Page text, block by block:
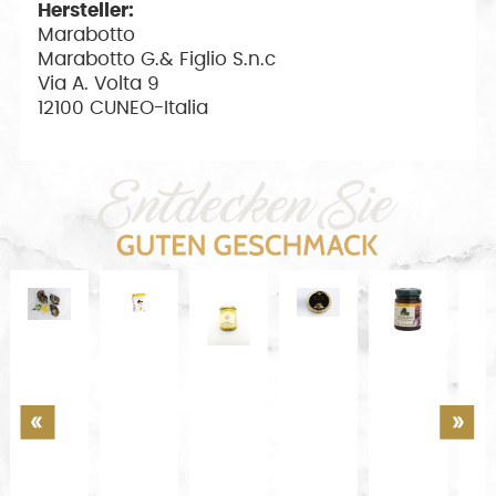
Hersteller:
Marabotto
Marabotto G.& Figlio S.n.c
Via A. Volta 9
12100 CUNEO-Italia